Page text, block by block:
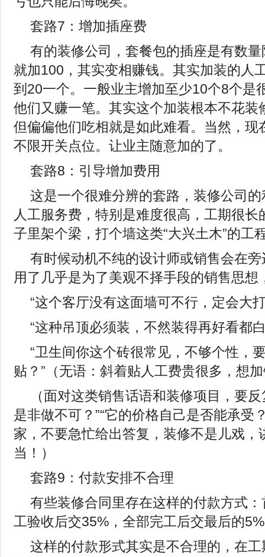
套路7：增加插座费
有的装修公司，套餐包的插座是有数
就加100，其实变相赚钱。其实加装的人
到20一个。一般业主增加至少10个8个是
他们又赚一笔。其实这个加装根本不花装
但偏偏他们吃相就是如此难看。当然，现
不限开关点位。让业主随意加的了。
套路8：引导增加费用
这是一个很难分辨的套路，装修公司
人工服务费，特别是难度很高，工期很长
子里架个梁，打个墙这类“大兴土木”的工
有时候动机不纯的设计师或销售会在旁
用了几乎是为了美观不择手段的销售思想
“这个客厅没有这面墙可不行，定会大
“这种吊顶必须装，不然装得再好看都
“卫生间你这个砖很常见，不够个性，
贴？”（无语：斜着贴人工费贵很多，想
（面对这类销售话语和装修项目，要
是非做不可？”“它的价格自己是否能承受
家，不要急忙给出答复，装修不是儿戏，
当！）
套路9：付款安排不合理
有些装修合同里存在这样的付款方式
工验收后交35%，全部完工后交最后的
这样的付款形式其实是不合理的，在